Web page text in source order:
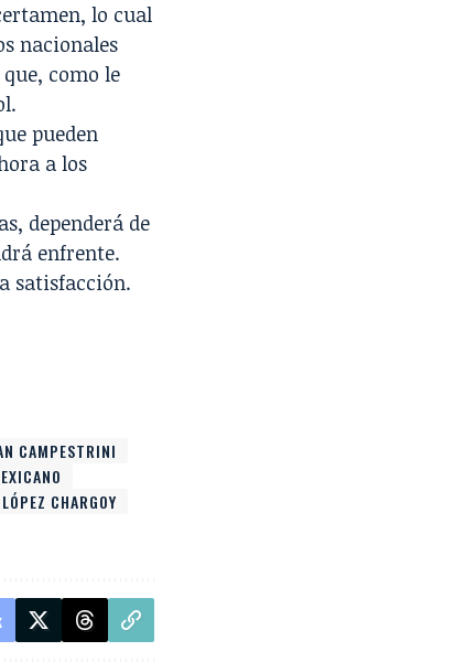
lo cual
nacionales
como le
pueden
a los
dependerá de
enfrente.
satisfacción.
CAMPESTRINI
LÓPEZ CHARGOY